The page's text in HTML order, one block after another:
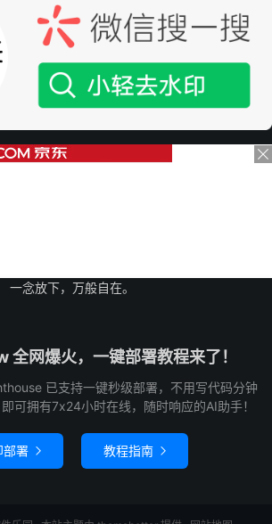
一念放下，万般自在。
全网爆火，一键部署教程来了！
已支持一键秒级部署，不用写代码分钟
可拥有7x24小时在线，随时响应的AI助手！
部署  教程指南 